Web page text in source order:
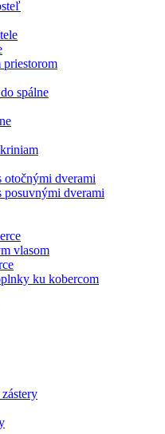
priestorom
spálne
otočnými dverami
posuvnými dverami
vlasom
ku kobercom